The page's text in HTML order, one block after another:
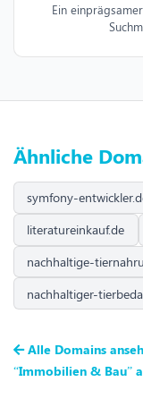
Ein
Ähnliche
symfony-
literatureinkauf.de
nachhaltige-
nachhaltiger-
Alle Domains
“Immobilien & Bau”